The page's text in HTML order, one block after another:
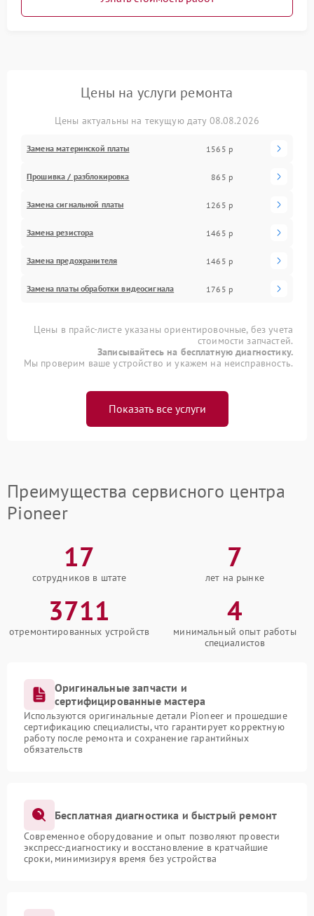
Цены на услуги ремонта
Цены актуальны на текущую дату 08.08.2026
Замена материнской платы 1565 р
Прошивка / разблокировка 865 р
Замена сигнальной платы 1265 р
Замена резистора 1465 р
Замена предохранителя 1465 р
Замена платы обработки видеосигнала 1765 р
Цены в прайс-листе указаны ориентировочные, без учета
стоимости запчастей.
Записывайтесь на бесплатную диагностику.
Мы проверим ваше устройство и укажем на неисправность.
Показать все услуги
Преимущества сервисного центра
Pioneer
17
сотрудников в штате
7
лет на рынке
3711
отремонтированных устройств
4
минимальный опыт работы
специалистов
Оригинальные запчасти и
сертифицированные мастера
Используются оригинальные детали Pioneer и прошедшие
сертификацию специалисты, что гарантирует корректную
работу после ремонта и сохранение гарантийных
обязательств
Бесплатная диагностика и быстрый ремонт
Современное оборудование и опыт позволяют провести
экспресс-диагностику и восстановление в кратчайшие
сроки, минимизируя время без устройства